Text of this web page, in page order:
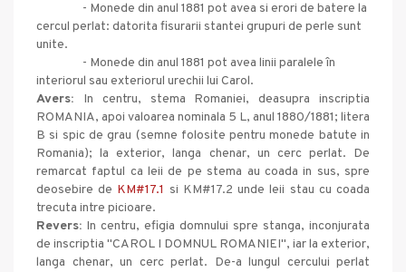
- Monede din anul 1881 pot avea si erori de batere la
cercul perlat: datorita fisurarii stantei grupuri de perle sunt
unite.
- Monede din anul 1881 pot avea linii paralele în
interiorul sau exteriorul urechii lui Carol.
Avers: In centru, stema Romaniei, deasupra inscriptia
ROMANIA, apoi valoarea nominala 5 L, anul 1880/1881; litera
B si spic de grau (semne folosite pentru monede batute in
Romania); la exterior, langa chenar, un cerc perlat. De
remarcat faptul ca leii de pe stema au coada in sus, spre
deosebire de KM#17.1 si KM#17.2 unde leii stau cu coada
trecuta intre picioare.
Revers: In centru, efigia domnului spre stanga, inconjurata
de inscriptia "CAROL I DOMNUL ROMANIEI", iar la exterior,
langa chenar, un cerc perlat. De-a lungul cercului perlat